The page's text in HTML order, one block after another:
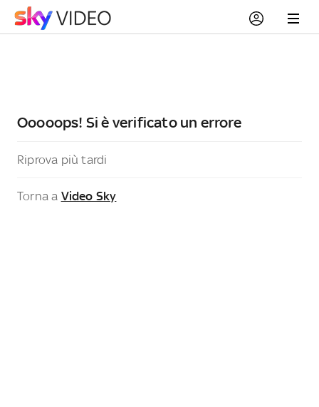
Ooooops! Si è verificato un errore
Riprova più tardi
Torna a Video Sky